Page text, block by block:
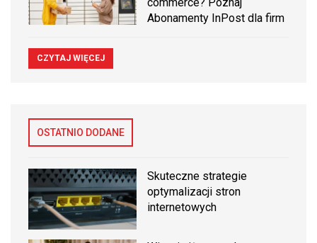
Abonamenty InPost dla firm
CZYTAJ WIĘCEJ
OSTATNIO DODANE
Skuteczne strategie
optymalizacji stron
internetowych